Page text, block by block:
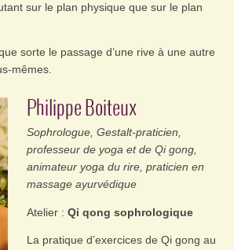
sur le plan physique que sur le plan
sorte le passage d’une rive à une autre
mêmes.
Philippe Boiteux
Sophrologue, Gestalt-praticien,
professeur de yoga et de Qi gong,
animateur yoga du rire, praticien en
massage ayurvédique
Atelier : Qi qong sophrologique
La pratique d’exercices de Qi gong au